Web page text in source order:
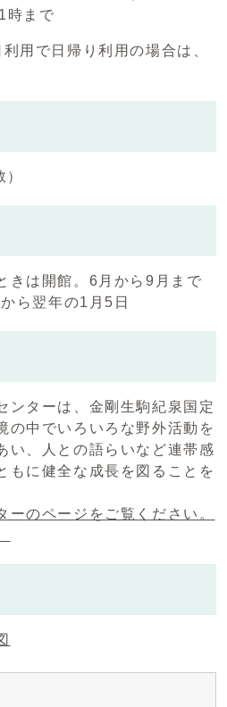
時まで
用で日帰り利用の場合は、
きは開館。6月から9月まで
ら翌年の1月5日
ンターは、金剛生駒紀泉国定
の中でいろいろな野外活動を
い、人との語らいなど連帯感
もに健全な成長を図ることを
ーのページをご覧ください。